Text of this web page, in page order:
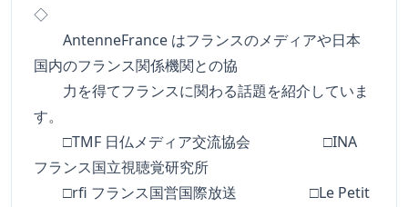
◇
AntenneFrance はフランスのメディアや日本
国内のフランス関係機関との協
力を得てフランスに関わる話題を紹介していま
す。
□TMF 日仏メディア交流協会 □INA
フランス国立視聴覚研究所
□rfi フランス国営国際放送 □Le Petit